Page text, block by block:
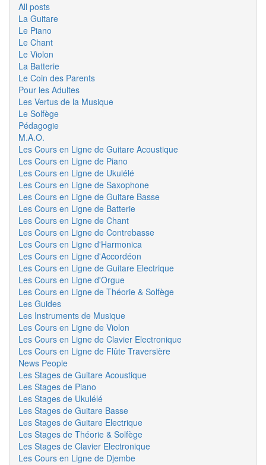
All posts
La Guitare
Le Piano
Le Chant
Le Violon
La Batterie
Le Coin des Parents
Pour les Adultes
Les Vertus de la Musique
Le Solfège
Pédagogie
M.A.O.
Les Cours en Ligne de Guitare Acoustique
Les Cours en Ligne de Piano
Les Cours en Ligne de Ukulélé
Les Cours en Ligne de Saxophone
Les Cours en Ligne de Guitare Basse
Les Cours en Ligne de Batterie
Les Cours en Ligne de Chant
Les Cours en Ligne de Contrebasse
Les Cours en Ligne d'Harmonica
Les Cours en Ligne d'Accordéon
Les Cours en Ligne de Guitare Electrique
Les Cours en Ligne d'Orgue
Les Cours en Ligne de Théorie & Solfège
Les Guides
Les Instruments de Musique
Les Cours en Ligne de Violon
Les Cours en Ligne de Clavier Electronique
Les Cours en Ligne de Flûte Traversière
News People
Les Stages de Guitare Acoustique
Les Stages de Piano
Les Stages de Ukulélé
Les Stages de Guitare Basse
Les Stages de Guitare Electrique
Les Stages de Théorie & Solfège
Les Stages de Clavier Electronique
Les Cours en Ligne de Djembe